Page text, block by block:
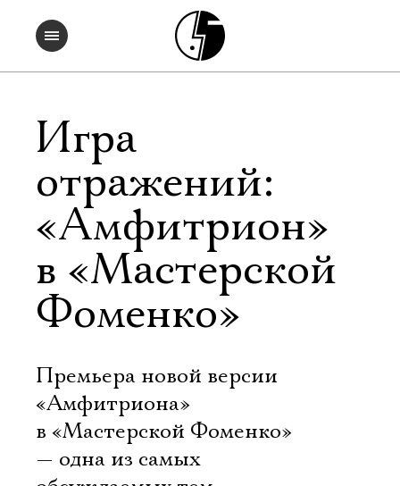
Игра
отражений:
«Амфитрион»
в «Мастерской
Фоменко»
Премьера новой версии
«Амфитриона»
в «Мастерской Фоменко»
— одна из самых